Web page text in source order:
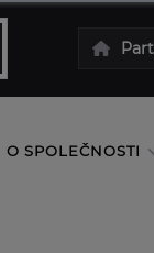
O SPOLEČNOSTI